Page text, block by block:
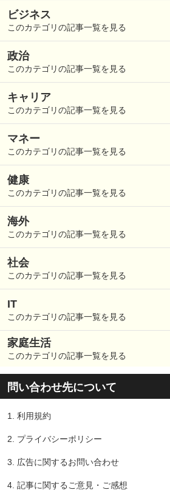
ビジネス
このカテゴリの記事一覧を見る
政治
このカテゴリの記事一覧を見る
キャリア
このカテゴリの記事一覧を見る
マネー
このカテゴリの記事一覧を見る
健康
このカテゴリの記事一覧を見る
海外
このカテゴリの記事一覧を見る
社会
このカテゴリの記事一覧を見る
IT
このカテゴリの記事一覧を見る
家庭生活
このカテゴリの記事一覧を見る
問い合わせ先について
1. 利用規約
2. プライバシーポリシー
3. 広告に関するお問い合わせ
4. 記事に関するご意見・ご感想